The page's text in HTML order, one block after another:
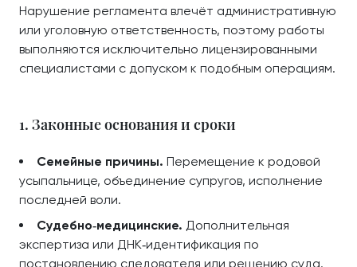
Нарушение регламента влечёт административную
или уголовную ответственность, поэтому работы
выполняются исключительно лицензированными
специалистами с допуском к подобным операциям.
1. Законные основания и сроки
Семейные причины. Перемещение к родовой
усыпальнице, объединение супругов, исполнение
последней воли.
Судебно‑медицинские. Дополнительная
экспертиза или ДНК‑идентификация по
постановлению следователя или решению суда.